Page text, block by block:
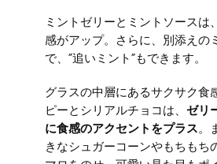
ミントゼリーとミントソースは
感がアップ。さらに、別添えの
で、”追いミント”もできます。
グラスの中層にあるサクサク食
ピーとシリアルチョコは、 ゼリ
に食感のアクセントをプラス。
きなシュガーコーンやもちもち